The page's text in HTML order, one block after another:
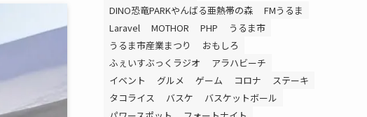
DINO恐竜PARKやんばる亜熱帯の森
FMうるま
Laravel
MOTHOR PHP
うるま市
うるま市産業まつり
おもしろ
ふぇいすぶっくラジオ
アラハビーチ
イベント
グルメ ゲーム コロナ
ステーキ
タコライス
バスケ
バスケットボール